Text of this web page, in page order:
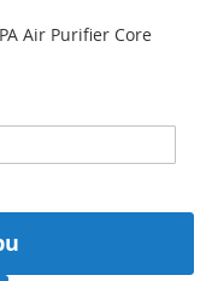
Air Purifier Core